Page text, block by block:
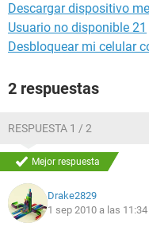
Descargar dispositivo
Usuario no disponible 21
Desbloquear mi celular
2 respuestas
RESPUESTA 1 / 2
Mejor respuesta
Drake2829
1 sep 2010 a las 11:34